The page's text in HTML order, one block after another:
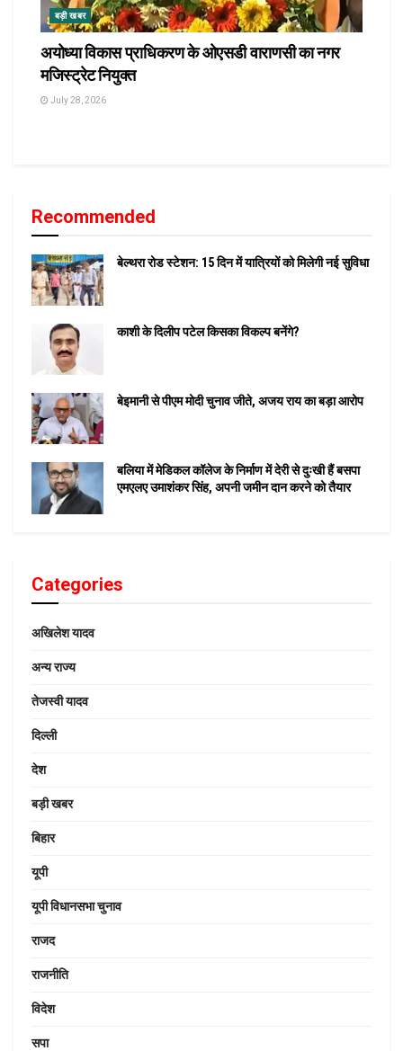
बड़ी खबर
अयोध्या विकास प्राधिकरण के ओएसडी वाराणसी का नगर
मजिस्ट्रेट नियुक्त
July 28, 2026
Recommended
बेल्थरा रोड स्टेशन: 15 दिन में यात्रियों को मिलेगी नई सुविधा
काशी के दिलीप पटेल किसका विकल्प बनेंगे?
बेइमानी से पीएम मोदी चुनाव जीते, अजय राय का बड़ा आरोप
बलिया में मेडिकल कॉलेज के निर्माण में देरी से दुःखी हैं बसपा
एमएलए उमाशंकर सिंह, अपनी जमीन दान करने को तैयार
Categories
अखिलेश यादव
अन्य राज्य
तेजस्वी यादव
दिल्ली
देश
बड़ी खबर
बिहार
यूपी
यूपी विधानसभा चुनाव
राजद
राजनीति
विदेश
सपा